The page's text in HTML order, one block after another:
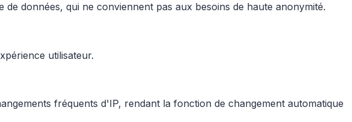
données, qui ne conviennent pas aux besoins de haute anonymité.
utilisateur.
fréquents d'IP, rendant la fonction de changement automatique